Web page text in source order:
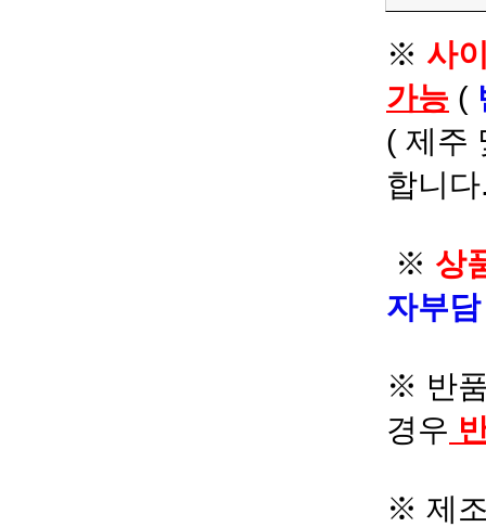
※ 사
가능 (
( 제주
합니
※ 상
자부
※ 반
경우
※ 제